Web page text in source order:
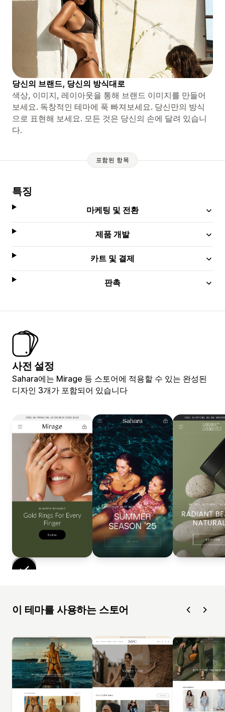
당신의 브랜드, 당신의 방식대로
색상, 이미지, 레이아웃을 통해 브랜드 이미지를 만들어
보세요. 독창적인 테마에 푹 빠져보세요. 당신만의 방식
으로 표현해 보세요. 모든 것은 당신의 손에 달려 있습니
다.
포함된 항목
특징
마케팅 및 전환
제품 개발
카트 및 결제
판촉
사전 설정
Sahara에는 Mirage 등 스토어에 적용할 수 있는 완성된
디자인 3개가 포함되어 있습니다
이 테마를 사용하는 스토어